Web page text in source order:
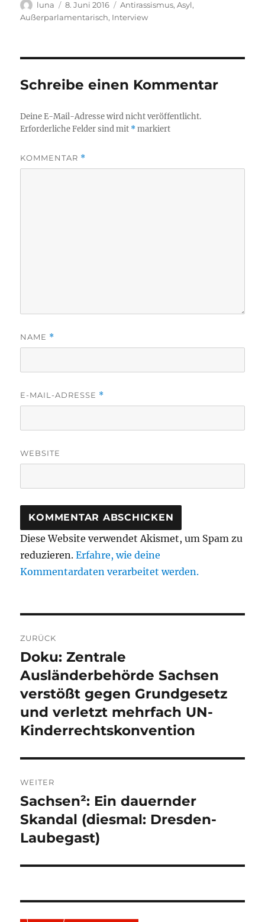
Autor
luna
Veröffentlicht
am
8. Juni 2016 Kategorien
Antirassismus,Asyl,
Außerparlamentarisch, Interview
Schreibe einen Kommentar
Deine E-Mail-Adresse wird nicht veröffentlicht.
Erforderliche Felder sind mit *markiert
KOMMENTAR *
NAME *
E-MAIL-ADRESSE *
WEBSITE
Diese Website verwendet Akismet, um Spam zu
reduzieren.Erfahre, wie deine
Kommentardaten verarbeitet werden.
ZURÜCK
Vorheriger
Beitrag:
Doku: Zentrale
Ausländerbehörde Sachsen
verstößt gegen Grundgesetz
und verletzt mehrfach UN-
Kinderrechtskonvention
WEITER
Nächster
Beitrag:
Sachsen²: Ein dauernder
Skandal (diesmal: Dresden-
Laubegast)